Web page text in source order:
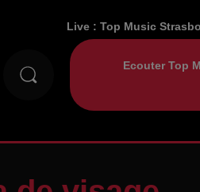
Live :Top Music